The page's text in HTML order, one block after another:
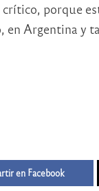
porque
Argentina y
en Facebook